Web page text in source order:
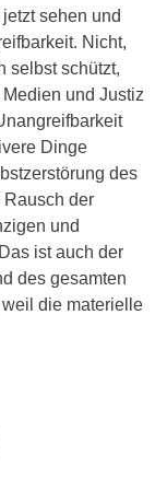
sehen und
Nicht,
selbst schützt,
und Justiz
Dinge
des
Rausch der
und
ist auch der
des gesamten
die materielle